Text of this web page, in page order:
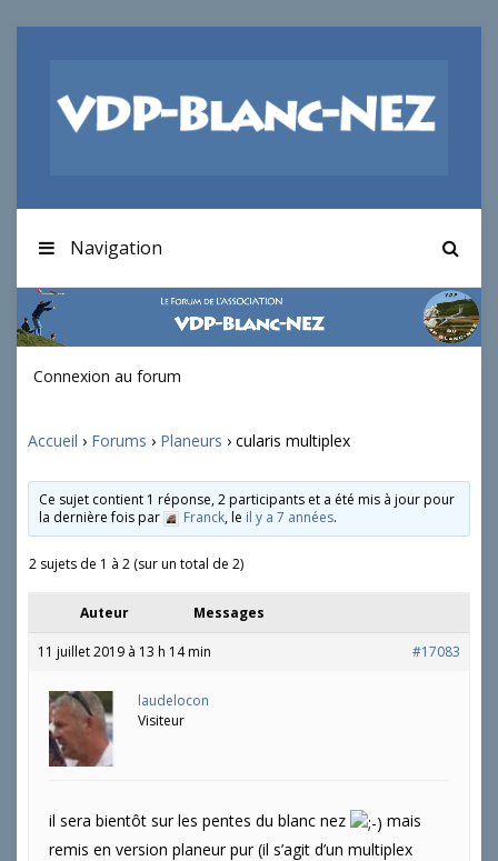
Navigation
Connexion au forum
Accueil › Forums › Planeurs › cularis multiplex
Ce sujet contient 1 réponse, 2 participants et a été mis à jour pour
la dernière fois par
Franck, le il y a 7 années.
2 sujets de 1 à 2 (sur un total de 2)
Auteur Messages
11 juillet 2019 à 13 h 14 min #17083
laudelocon
Visiteur
il sera bientôt sur les pentes du blanc nez
mais
remis en version planeur pur (il s’agit d’un multiplex